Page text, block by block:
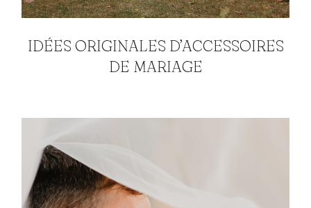
IDÉES ORIGINALES D’ACCESSOIRES
DE MARIAGE